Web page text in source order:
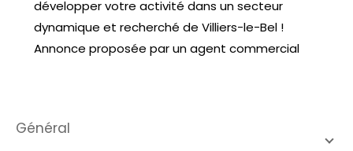
développer votre activité dans un secteur
dynamique et recherché de Villiers-le-Bel !
Annonce proposée par un agent commercial
général